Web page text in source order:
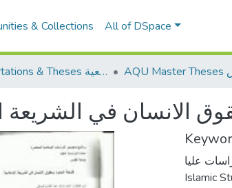
& Collections All of DSpace
Dissertations & Theses الرسائل الجامعية
الانسان في الشريعة
Islamic